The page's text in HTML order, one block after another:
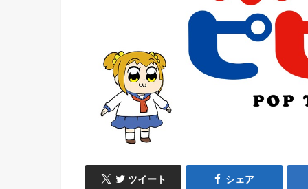
ツイート シェア